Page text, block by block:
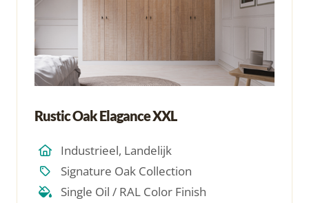
Rustic Oak Elagance XXL
Industrieel, Landelijk
Signature Oak Collection
Single Oil / RAL Color Finish